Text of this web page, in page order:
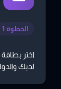
الخطوة 1
اختر
لديك